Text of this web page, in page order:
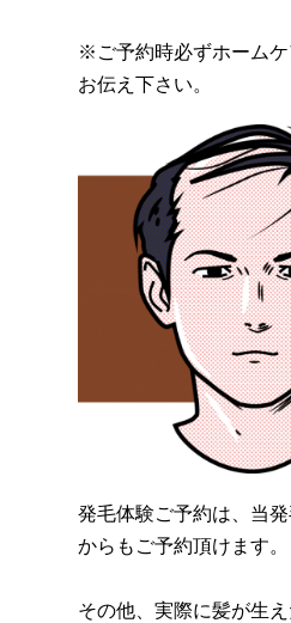
※ご予約時必ずホームケ
お伝え下さい。
発毛体験ご予約は、当
からもご予約頂けます。
その他、実際に髪が生